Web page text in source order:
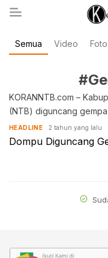
koranntb.com
Semua Video Foto
KORANNTB.com –
(NTB) diguncang
HEADLINE 2 tahun yang lalu
Dompu Diguncang